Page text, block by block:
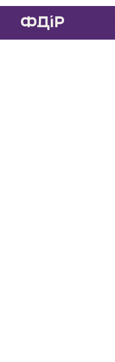
Перейти
вмісту